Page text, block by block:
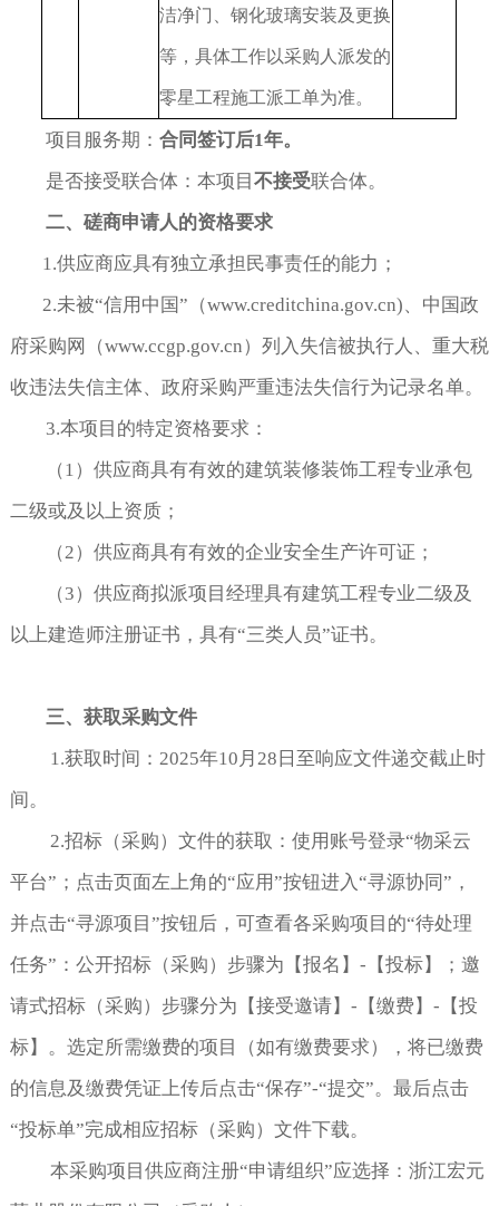
洁净门、钢化玻璃安装及更换
等，具体工作以采购人派发的
零星工程施工派工单为准。
项目服务期： 合同签订后1年。
是否接受联合体：本项目 不接受联合体。
二、磋商申请人的资格要求
1.供应商应具有独立承担民事责任的能力；
2.未被“信用中国”（www.creditchina.gov.cn)、中国政
府采购网（www.ccgp.gov.cn）列入失信被执行人、重大税
收违法失信主体、政府采购严重违法失信行为记录名单。
3.本项目的特定资格要求：
（1）供应商具有有效的建筑装修装饰工程专业承包
二级或及以上资质；
（2）供应商具有有效的企业安全生产许可证；
（3）供应商拟派项目经理具有建筑工程专业二级及
以上建造师注册证书，具有“三类人员”证书。
三、获取采购文件
1.获取时间：2025年10月28日至响应文件递交截止时
间。
2.招标（采购）文件的获取：使用账号登录“物采云
平台”；点击页面左上角的“应用”按钮进入“寻源协同”，
并点击“寻源项目”按钮后，可查看各采购项目的“待处理
任务”：公开招标（采购）步骤为【报名】-【投标】；邀
请式招标（采购）步骤分为【接受邀请】-【缴费】-【投
标】。选定所需缴费的项目（如有缴费要求），将已缴费
的信息及缴费凭证上传后点击“保存”-“提交”。最后点击
“投标单”完成相应招标（采购）文件下载。
本采购项目供应商注册“申请组织”应选择：浙江宏元